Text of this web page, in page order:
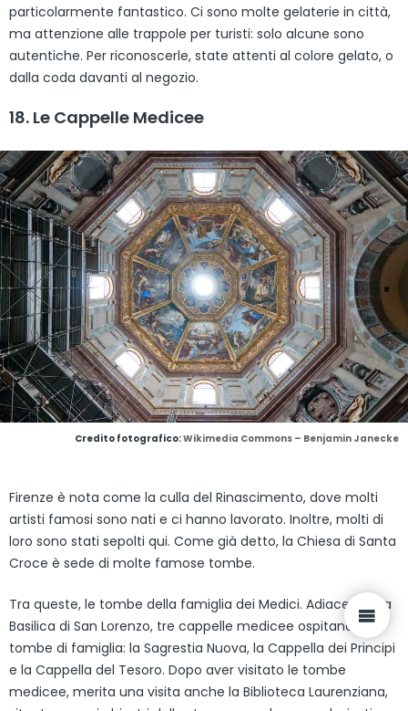
particolarmente fantastico. Ci sono molte gelaterie in città,
ma attenzione alle trappole per turisti: solo alcune sono
autentiche. Per riconoscerle, state attenti al colore gelato, o
dalla coda davanti al negozio.
18. Le Cappelle Medicee
Credito fotografico:Wikimedia Commons – Benjamin Janecke
Firenze è nota come la culla del Rinascimento, dove molti
artisti famosi sono nati e ci hanno lavorato. Inoltre, molti di
loro sono stati sepolti qui. Come già detto, la Chiesa di Santa
Croce è sede di molte famose tombe.
Tra queste, le tombe della famiglia dei Medici. Adiacenti alla
Basilica di San Lorenzo, tre cappelle medicee ospitano le
tombe di famiglia: la Sagrestia Nuova, la Cappella dei Principi
e la Cappella del Tesoro. Dopo aver visitato le tombe
medicee, merita una visita anche la Biblioteca Laurenziana,